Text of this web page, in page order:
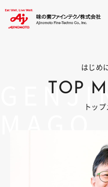
はじめ
TOP
トッ
MAGO